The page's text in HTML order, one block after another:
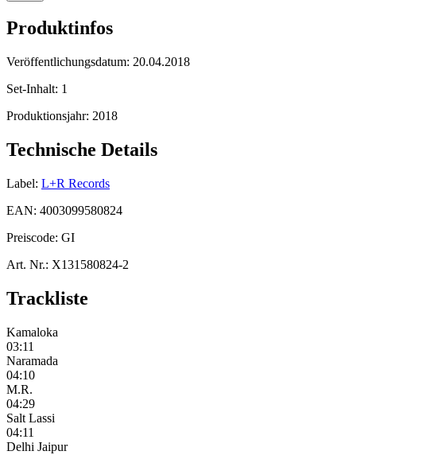
Produktinfos
Veröffentlichungsdatum: 20.04.2018
Set-Inhalt: 1
Produktionsjahr: 2018
Technische Details
Label: L+R Records
EAN: 4003099580824
Preiscode: GI
Art. Nr.: X131580824-2
Trackliste
Kamaloka
03:11
Naramada
04:10
M.R.
04:29
Salt Lassi
04:11
Delhi Jaipur